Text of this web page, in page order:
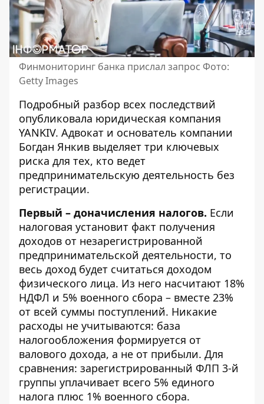
Финмониторинг банка прислал запрос Фото:
Getty Images
Подробный разбор всех последствий
опубликовала юридическая компания
YANKIV. Адвокат и основатель компании
Богдан Янкив выделяет три ключевых
риска для тех, кто ведет
предпринимательскую деятельность без
регистрации.
Первый – доначисления налогов. Если
налоговая установит факт получения
доходов от незарегистрированной
предпринимательской деятельности, то
весь доход будет считаться доходом
физического лица. Из него насчитают 18%
НДФЛ и 5% военного сбора – вместе 23%
от всей суммы поступлений. Никакие
расходы не учитываются: база
налогообложения формируется от
валового дохода, а не от прибыли. Для
сравнения: зарегистрированный ФЛП 3-й
группы уплачивает всего 5% единого
налога плюс 1% военного сбора.